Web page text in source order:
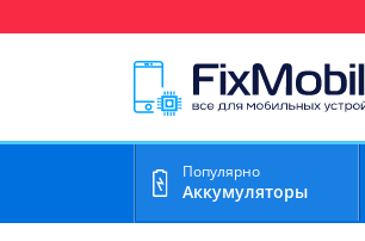
Популярно
Аккумуляторы